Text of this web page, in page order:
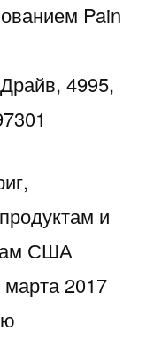
Pain
4995,
и
США
2017